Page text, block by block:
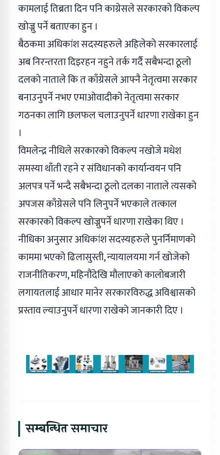
कामलाई तिब्रता दिन पनि काग्रेसले सरकारको विकल्प
खोज्नु पर्ने बताएका हुन ।
बैठकमा अधिकांश सदस्यहरुले अहिलेको सरकारलाई
अब निरन्तरता दिइरहन नहुने तर्क गर्दै सबैभन्दा ठूलो
दलको नाताले कि त काँग्रेसले आफ्नै नेतृत्वमा सरकार
बनाउनुपर्ने नभए एमाओवादीको नेतृत्वमा सरकार
गठनका लागि छलफल चलाउनुपर्ने धारणा राखेका हुन
।
विमलेन्द्र नीधिले सरकारको विकल्प नखोजे मधेश
समस्या थाँती रहने र संविधानको कार्यान्वयन पनि
अलपत्र पर्ने भन्दै सबैभन्दा ठूलो दलका नाताले त्यसको
अपजस काँग्रेसले पनि लिनुपर्ने भएकाले तत्काल
सरकारको विकल्प खोज्नुपर्ने धारणा राखेका थिए ।
नीधिका अनुसार अधिकांश सदस्यहरुले पुनर्निमाणको
काममा भएको ढिलासुस्ती, न्यायालयमा गर्न खोजेको
राजनीतिकरण, महिनौंदेखि मौलाएको कालोबजारी
लगायतलाई आधार मानेर सरकारविरुद्ध अविश्वासको
प्रस्ताव ल्याउनुपर्ने धारणा राखेको जानकारी दिए ।
सम्बन्धित समाचार